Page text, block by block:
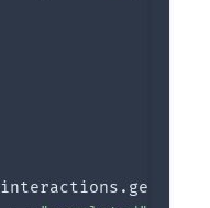
interactions . get